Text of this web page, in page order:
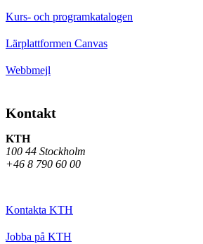
Kurs- och programkatalogen
Lärplattformen Canvas
Webbmejl
Kontakt
KTH
100 44 Stockholm
+46 8 790 60 00
Kontakta KTH
Jobba på KTH